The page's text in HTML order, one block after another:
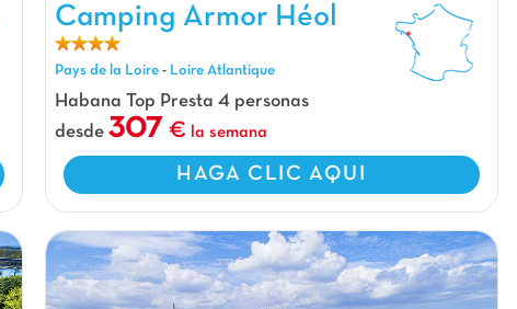
Camping Armor Héol
Pays de la Loire- Loire Atlantique
Habana Top Presta 4 personas
desde 307 la semana
HAGA CLIC AQUI